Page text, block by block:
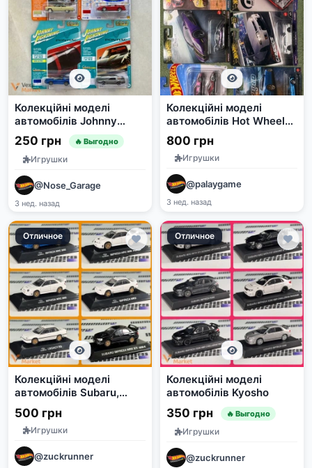
Колекційні моделі
автомобілів Johnny
Lightning
250 грн 🔥 Выгодно
Игрушки
@Nose_Garage
3 нед. назад
Колекційні моделі
автомобілів Hot Wheels
та Mini GT
800 грн
Игрушки
@palaygame
3 нед. назад
Отличное
Колекційні моделі
автомобілів Subaru,
Ford, Lancia
500 грн
Игрушки
@zuckrunner
Отличное
Колекційні моделі
автомобілів Kyosho
350 грн 🔥 Выгодно
Игрушки
@zuckrunner